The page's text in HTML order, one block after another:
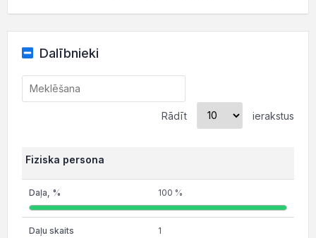
Dalībnieki
Rādīt ierakstus
Fiziska persona
100 %
1